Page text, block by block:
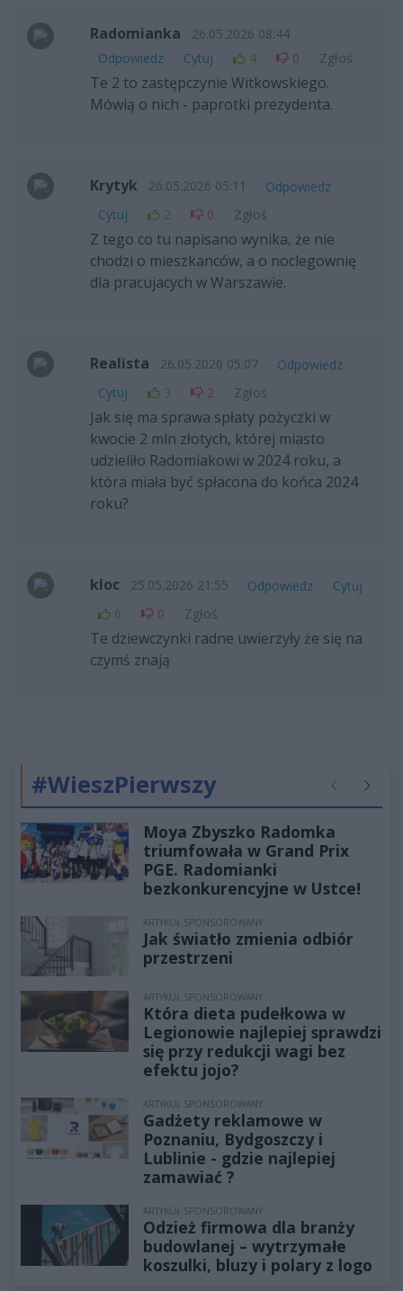
Radomianka
26.05.2026 08:44
Odpowiedz
Cytuj 4 0 Zgłoś
Te 2 to zastępczynie Witkowskiego.
Mówią o nich - paprotki prezydenta.
Krytyk 26.05.2026 05:11
Odpowiedz
Cytuj
2 0 Zgłoś
Z tego co tu napisano wynika, że nie
chodzi o mieszkanców, a o noclegownię
dla pracujacych w Warszawie.
Realista 26.05.2026 05:07
Odpowiedz
Cytuj
3 2 Zgłoś
Jak się ma sprawa spłaty pożyczki w
kwocie 2 mln złotych, której miasto
udzieliło Radomiakowi w 2024 roku, a
która miała być spłacona do końca 2024
roku?
kloc 25.05.2026 21:55 Odpowiedz
Cytuj
6
0 Zgłoś
Te dziewczynki radne uwierzyły że się na
czymś znają
#WieszPierwszy Poprzednie
Moya Zbyszko Radomka
triumfowała w Grand Prix
PGE. Radomianki
bezkonkurencyjne w Ustce!
ARTYKUŁ SPONSOROWANY
Jak światło zmienia odbiór
przestrzeni
ARTYKUŁ SPONSOROWANY
Która dieta pudełkowa w
Legionowie najlepiej sprawdzi
się przy redukcji wagi bez
efektu jojo?
ARTYKUŁ SPONSOROWANY
Gadżety reklamowe w
Poznaniu, Bydgoszczy i
Lublinie - gdzie najlepiej
zamawiać ?
ARTYKUŁ SPONSOROWANY
Odzież firmowa dla branży
budowlanej – wytrzymałe
koszulki, bluzy i polary z logo